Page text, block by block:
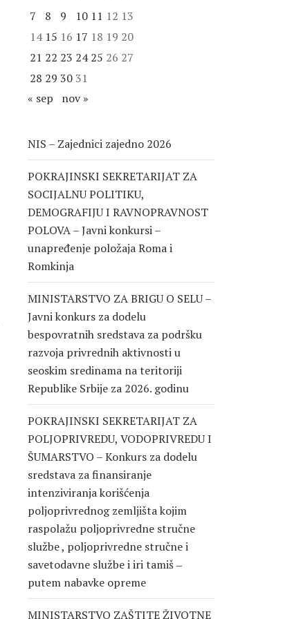
7
8 9 10 11 12 13
14 15 16 17 18 19 20
21 22 23 24 25 26 27
28 29 30 31
« sep
nov »
NIS – Zajednici zajedno 2026
POKRAJINSKI SEKRETARIJAT ZA
SOCIJALNU POLITIKU,
DEMOGRAFIJU I RAVNOPRAVNOST
POLOVA – Javni konkursi –
unapređenje položaja Roma i
Romkinja
MINISTARSTVO ZA BRIGU O SELU –
Javni konkurs za dodelu
bespovratnih sredstava za podršku
razvoja privrednih aktivnosti u
seoskim sredinama na teritoriji
Republike Srbije za 2026. godinu
POKRAJINSKI SEKRETARIJAT ZA
POLJOPRIVREDU, VODOPRIVREDU I
ŠUMARSTVO – Konkurs za dodelu
sredstava za finansiranje
intenziviranja korišćenja
poljoprivrednog zemljišta kojim
raspolažu poljoprivredne stručne
službe , poljoprivredne stručne i
savetodavne službe i iri tamiš ‒
putem nabavke opreme
MINISTARSTVO ZAŠTITE ŽIVOTNE